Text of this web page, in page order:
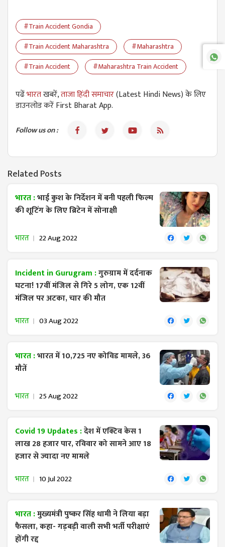
#Train Accident Gondia
#Train Accident Maharashtra
#Maharashtra
#Train Accident
#Maharashtra Train Accident
पढेंभारतखबरें,ताजा हिंदी समाचार(Latest Hindi News) के लिए
डाउनलोड करें First Bharat App.
Follow us on :
Related Posts
भारत :भाई कुश के निर्देशन में बनी पहली फिल्म
की शूटिंग के लिए ब्रिटेन में सोनाक्षी
भारत 22 Aug 2022
Incident in Gurugram :गुरुग्राम में दर्दनाक
घटना! 17वीं मंजिल से गिरे 5 लोग, एक 12वीं
मंजिल पर अटका, चार की मौत
भारत 03 Aug 2022
भारत :भारत में 10,725 नए कोविड मामले, 36
मौतें
भारत 25 Aug 2022
Covid 19 Updates :देश में एक्टिव केस 1
लाख 28 हजार पार, रविवार को सामने आए 18
हजार से ज्यादा नए मामले
भारत 10 Jul 2022
भारत :मुख्यमंत्री पुष्कर सिंह धामी ने लिया बड़ा
फैसला, कहा- गड़बड़ी वाली सभी भर्ती परीक्षाएं
होंगी रद्द